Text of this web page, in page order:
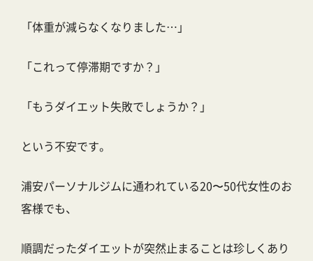
「体重が減らなくなりました…」
「これって停滞期ですか？」
「もうダイエット失敗でしょうか？」
という不安です。
浦安パーソナルジムに通われている20〜50代女性のお
客様でも、
順調だったダイエットが突然止まることは珍しくあり